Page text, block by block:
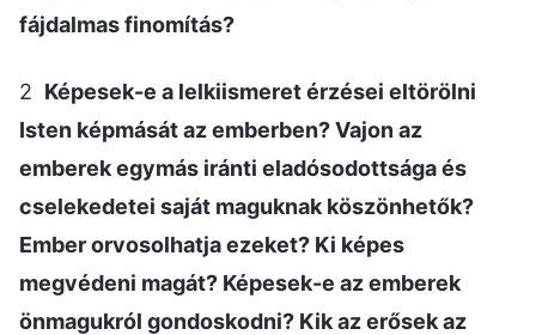
fájdalmas finomítás?
2 Képesek-e a lelkiismeret érzései eltörölni
Isten képmását az emberben? Vajon az
emberek egymás iránti eladósodottsága és
cselekedetei saját maguknak köszönhetők?
Ember orvosolhatja ezeket? Ki képes
megvédeni magát? Képesek-e az emberek
önmagukról gondoskodni? Kik az erősek az